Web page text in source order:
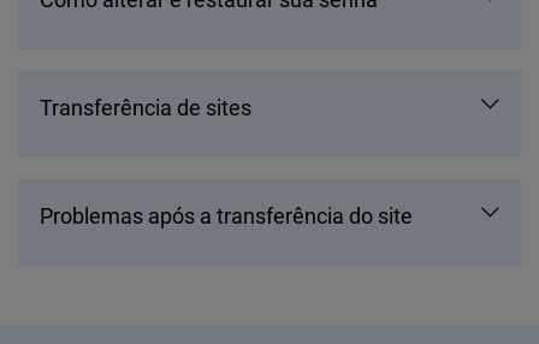
Transferência de sites
Problemas após a transferência do site